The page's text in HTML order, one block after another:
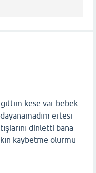
kese var bebek
ertesi
dinletti bana
kaybetme olurmu